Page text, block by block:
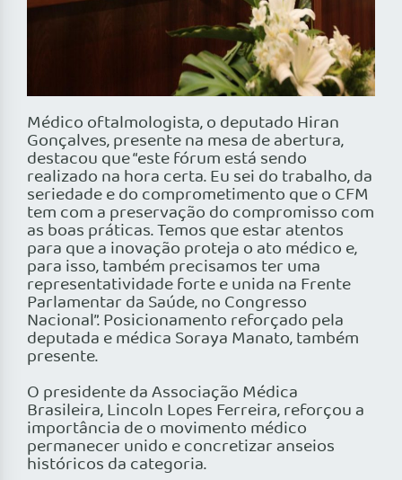
Médico oftalmologista, o deputado Hiran
Gonçalves, presente na mesa de abertura,
destacou que “este fórum está sendo
realizado na hora certa. Eu sei do trabalho, da
seriedade e do comprometimento que o CFM
tem com a preservação do compromisso com
as boas práticas. Temos que estar atentos
para que a inovação proteja o ato médico e,
para isso, também precisamos ter uma
representatividade forte e unida na Frente
Parlamentar da Saúde, no Congresso
Nacional”. Posicionamento reforçado pela
deputada e médica Soraya Manato, também
presente.
O presidente da Associação Médica
Brasileira, Lincoln Lopes Ferreira, reforçou a
importância de o movimento médico
permanecer unido e concretizar anseios
históricos da categoria.